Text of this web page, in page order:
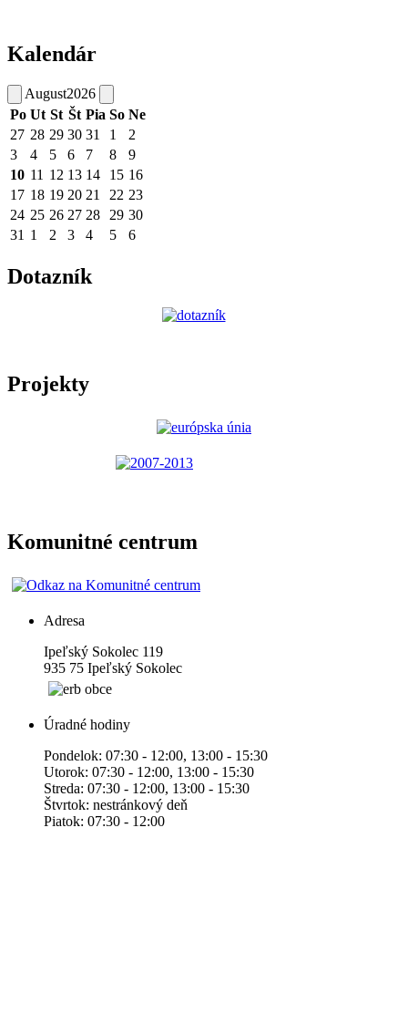
Kalendár
August2026
Po Ut St Št Pia So Ne
27 28 29 30 31 1
2
3
4 5 6 7 8
9
10 11 12 13 14 15 16
17 18 19 20 21 22 23
24 25 26 27 28 29 30
31 1 2 3 4 5 6
Dotazník
Projekty
Komunitné centrum
Adresa
Ipeľský Sokolec 119
935 75 Ipeľský Sokolec
Úradné hodiny
Pondelok: 07:30 - 12:00, 13:00 - 15:30
Utorok: 07:30 - 12:00, 13:00 - 15:30
Streda: 07:30 - 12:00, 13:00 - 15:30
Štvrtok: nestránkový deň
Piatok: 07:30 - 12:00